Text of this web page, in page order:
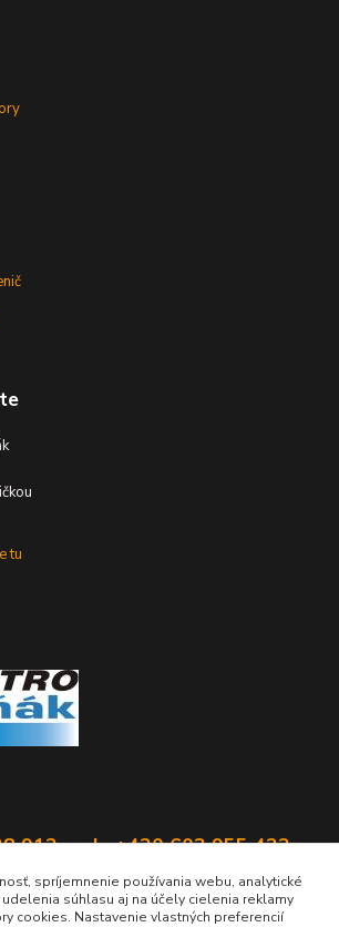
tu
912 mob. +420 603 955 422
spríjemnenie používania webu, analytické
súhlasu aj na účely cielenia reklamy
cookies. Nastavenie vlastných preferencií